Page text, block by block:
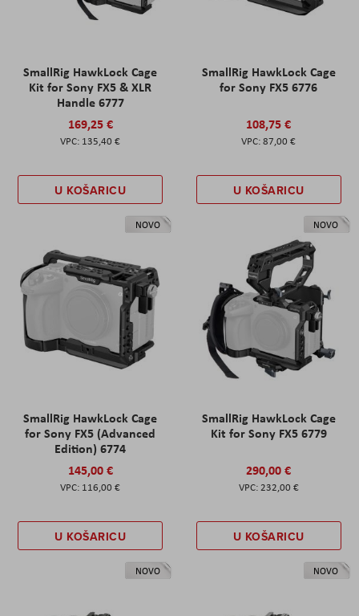
SmallRig HawkLock Cage
Kit for Sony FX5 & XLR
Handle 6777
169,25 €
135,40 €
U KOŠARICU
SmallRig HawkLock Cage
for Sony FX5 6776
108,75 €
87,00 €
U KOŠARICU
NOVO
SmallRig HawkLock Cage
for Sony FX5 (Advanced
Edition) 6774
145,00 €
116,00 €
U KOŠARICU
NOVO
SmallRig HawkLock Cage
Kit for Sony FX5 6779
290,00 €
232,00 €
U KOŠARICU
NOVO NOVO